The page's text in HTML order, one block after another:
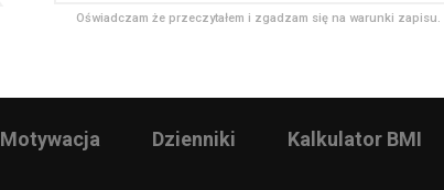
Oświadczam że przeczytałem i zgadzam się na warunki zapisu.
Motywacja Dzienniki Kalkulator BMI